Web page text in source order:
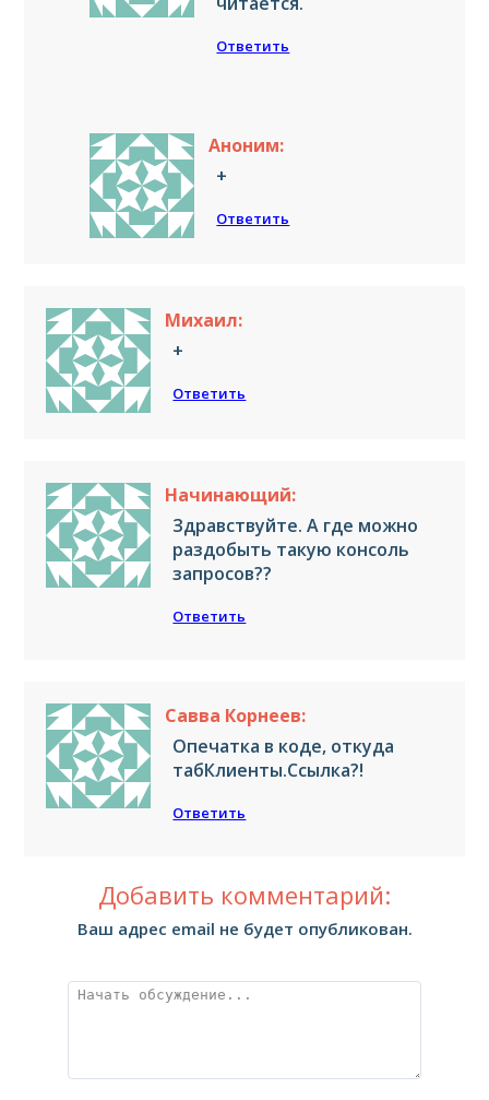
Ответить
Аноним:
+
Ответить
Михаил:
+
Ответить
Начинающий:
Здравствуйте. А где можно
раздобыть такую консоль
запросов??
Ответить
Савва Корнеев:
Опечатка в коде, откуда
табКлиенты.Ссылка?!
Ответить
Добавить комментарий:
Ваш адрес email не будет опубликован.